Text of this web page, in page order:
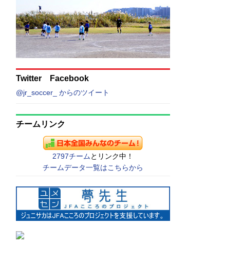
Twitter Facebook
@jr_soccer_ からのツイート
チームリンク
2797チーム とリンク中！
チームデータ一覧はこちらから